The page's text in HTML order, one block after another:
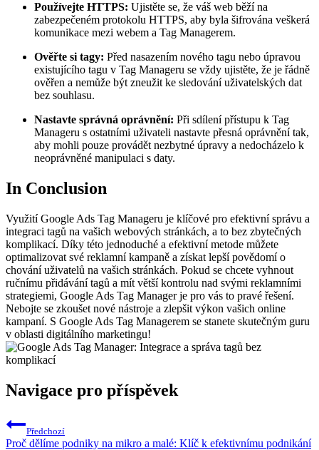
Používejte HTTPS: Ujistěte se, že váš web běží na
zabezpečeném protokolu HTTPS, aby byla šifrována veškerá
komunikace mezi webem a Tag Managerem.
Ověřte si tagy: Před nasazením nového tagu nebo úpravou
existujícího tagu v Tag Manageru se vždy ujistěte, že je řádně
ověřen a nemůže být zneužit ke sledování uživatelských dat
bez souhlasu.
Nastavte správná oprávnění: Při sdílení přístupu k Tag
Manageru s ostatními uživateli nastavte přesná oprávnění tak,
aby mohli pouze provádět nezbytné úpravy a nedocházelo k
neoprávněné manipulaci s daty.
In Conclusion
Využití Google Ads Tag Manageru je klíčové pro efektivní správu a
integraci tagů na vašich webových stránkách, a to bez zbytečných
komplikací. Díky této jednoduché a efektivní metode můžete
optimalizovat své reklamní kampaně a získat lepší povědomí o
chování uživatelů na vašich stránkách. Pokud se chcete vyhnout
ručnímu přidávání tagů a mít větší kontrolu nad svými reklamními
strategiemi, Google Ads Tag Manager je pro vás to pravé řešení.
Nebojte se zkoušet nové nástroje a zlepšit výkon vašich online
kampaní. S Google Ads Tag Managerem se stanete skutečným guru
v oblasti digitálního marketingu!
Navigace pro příspěvek
Předchozí
Proč dělíme podniky na mikro a malé: Klíč k efektivnímu podnikání